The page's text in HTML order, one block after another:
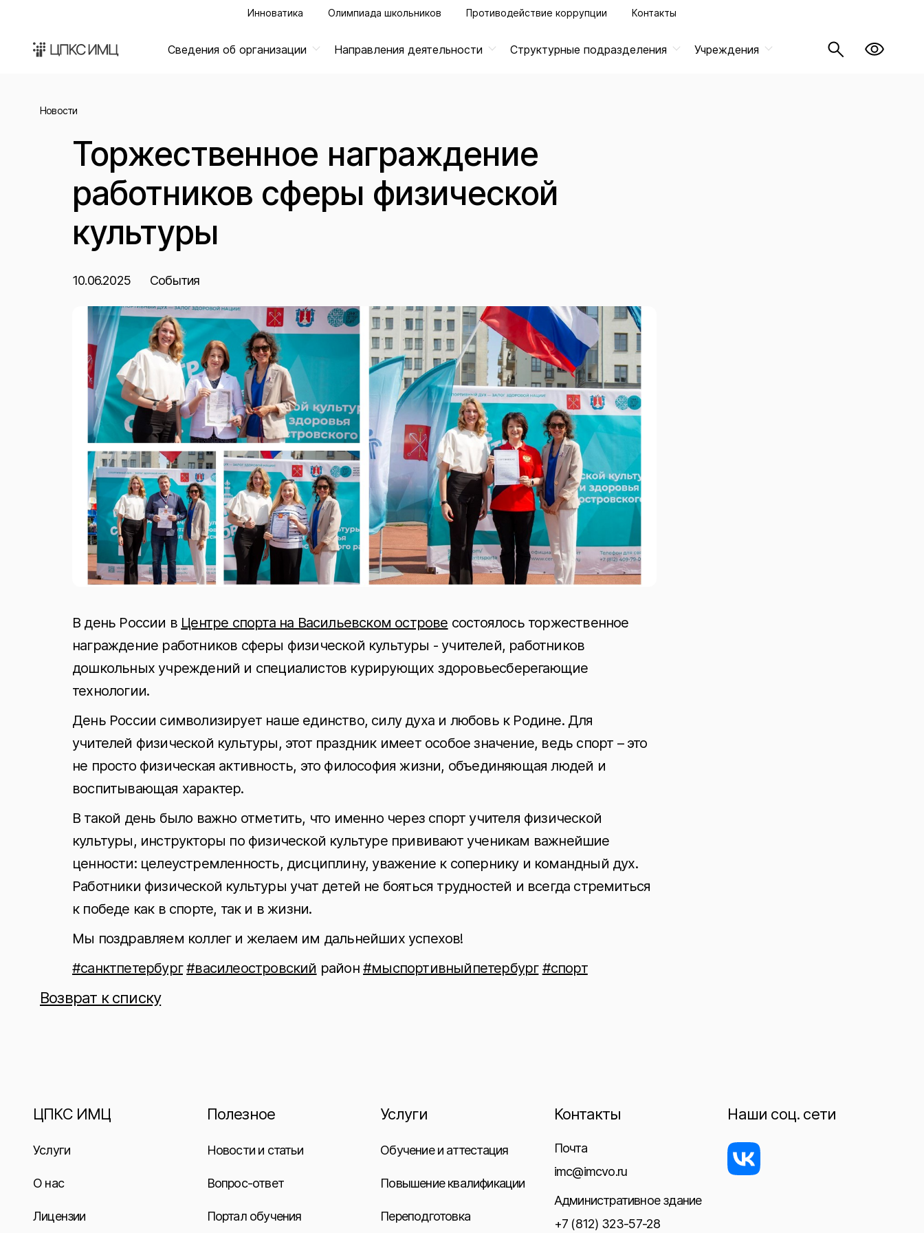
Инноватика Олимпиада школьников Противодействие коррупции Контакты
Сведения об организации Направления деятельности Структурные подразделения Учреждения
Новости
Торжественное награждение
работников сферы физической
культуры
10.06.2025 События
В день России в Центре спорта на Васильевском острове состоялось торжественное
награждение работников сферы физической культуры - учителей, работников
дошкольных учреждений и специалистов курирующих здоровьесберегающие
технологии.
День России символизирует наше единство, силу духа и любовь к Родине. Для
учителей физической культуры, этот праздник имеет особое значение, ведь спорт – это
не просто физическая активность, это философия жизни, объединяющая людей и
воспитывающая характер.
В такой день было важно отметить, что именно через спорт учителя физической
культуры, инструкторы по физической культуре прививают ученикам важнейшие
ценности: целеустремленность, дисциплину, уважение к сопернику и командный дух.
Работники физической культуры учат детей не бояться трудностей и всегда стремиться
к победе как в спорте, так и в жизни.
Мы поздравляем коллег и желаем им дальнейших успехов!
#санктпетербург #василеостровский район#мыспортивныйпетербург #спорт
Возврат к списку
ЦПКС ИМЦ
Услуги
О нас
Лицензии
Полезное
Новости и статьи
Вопрос-ответ
Портал обучения
Услуги
Обучение и аттестация
Повышение квалификации
Переподготовка
Контакты
Почта
imc@imcvo.ru
Административное здание
+7 (812) 323-57-28
Наши соц. сети